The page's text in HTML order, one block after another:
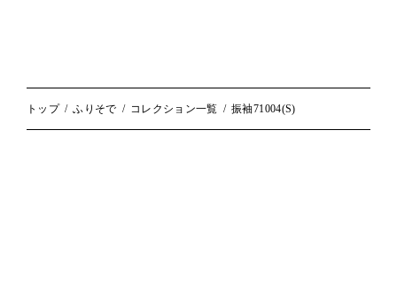
トップ ふりそで コレクション一覧 振袖71004(S)